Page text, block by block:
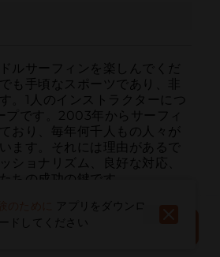
ルサーフィンを楽しんでくだ
も手頃なスポーツであり、非
。1人のインストラクターにつ
プです。2003年からサーフィ
おり、毎年何千人もの人々が
ます。それには理由があるで
ショナリズム、良好な対応、
ちの成功の鍵です。
アプリをダウンロ
ードしてください